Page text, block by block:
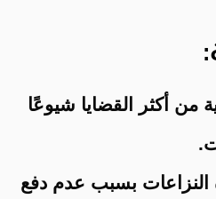
من أكثر القضايا شيوعًا
النزاعات بسبب عدم دفع